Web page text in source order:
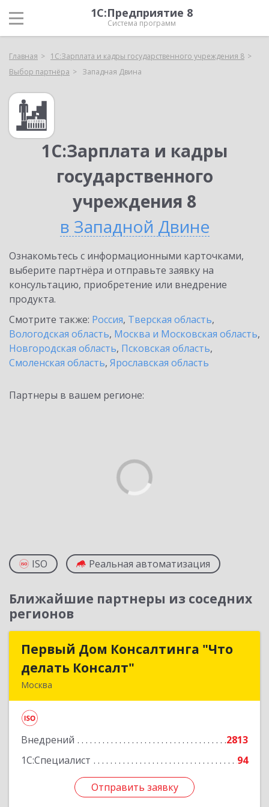
1С:Предприятие 8
Система программ
Главная
1С:Зарплата и кадры государственного учреждения 8
Выбор партнёра
Западная Двина
1С:Зарплата и кадры
государственного
учреждения 8
в Западной Двине
Ознакомьтесь с информационными карточками,
выберите партнёра и отправьте заявку на
консультацию, приобретение или внедрение
продукта.
Смотрите также: Россия, Тверская область,
Вологодская область, Москва и Московская область,
Новгородская область, Псковская область,
Смоленская область, Ярославская область
Партнеры в вашем регионе:
ISO Реальная автоматизация
Ближайшие партнеры из соседних
регионов
Первый Дом Консалтинга "Что
делать Консалт"
Москва
Внедрений
2813
1С:Специалист
94
Отправить заявку
Первый Дом Консалтинга "Что
Отправить заявку